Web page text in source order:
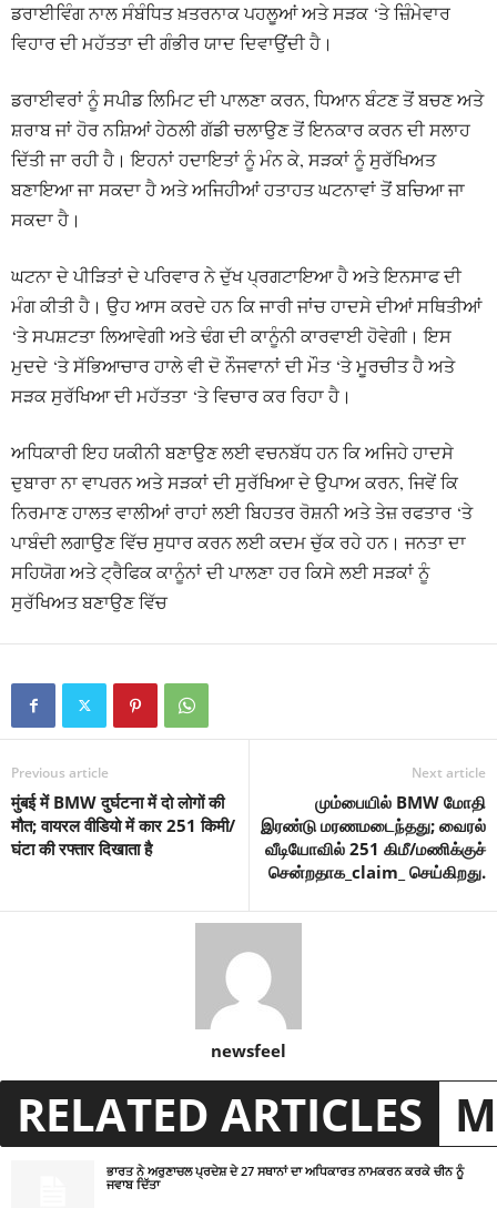
ਡਰਾਈਵਿੰਗ ਨਾਲ ਸੰਬੰਧਿਤ ਖ਼ਤਰਨਾਕ ਪਹਲੂਆਂ ਅਤੇ ਸੜਕ ‘ਤੇ ਜ਼ਿੰਮੇਵਾਰ
ਵਿਹਾਰ ਦੀ ਮਹੱਤਤਾ ਦੀ ਗੰਭੀਰ ਯਾਦ ਦਿਵਾਉਂਦੀ ਹੈ।
ਡਰਾਈਵਰਾਂ ਨੂੰ ਸਪੀਡ ਲਿਮਿਟ ਦੀ ਪਾਲਣਾ ਕਰਨ, ਧਿਆਨ ਬੰਟਣ ਤੋਂ ਬਚਣ ਅਤੇ
ਸ਼ਰਾਬ ਜਾਂ ਹੋਰ ਨਸ਼ਿਆਂ ਹੇਠਲੀ ਗੱਡੀ ਚਲਾਉਣ ਤੋਂ ਇਨਕਾਰ ਕਰਨ ਦੀ ਸਲਾਹ
ਦਿੱਤੀ ਜਾ ਰਹੀ ਹੈ। ਇਹਨਾਂ ਹਦਾਇਤਾਂ ਨੂੰ ਮੰਨ ਕੇ, ਸੜਕਾਂ ਨੂੰ ਸੁਰੱਖਿਅਤ
ਬਣਾਇਆ ਜਾ ਸਕਦਾ ਹੈ ਅਤੇ ਅਜਿਹੀਆਂ ਹਤਾਹਤ ਘਟਨਾਵਾਂ ਤੋਂ ਬਚਿਆ ਜਾ
ਸਕਦਾ ਹੈ।
ਘਟਨਾ ਦੇ ਪੀੜਿਤਾਂ ਦੇ ਪਰਿਵਾਰ ਨੇ ਦੁੱਖ ਪ੍ਰਗਟਾਇਆ ਹੈ ਅਤੇ ਇਨਸਾਫ ਦੀ
ਮੰਗ ਕੀਤੀ ਹੈ। ਉਹ ਆਸ ਕਰਦੇ ਹਨ ਕਿ ਜਾਰੀ ਜਾਂਚ ਹਾਦਸੇ ਦੀਆਂ ਸਥਿਤੀਆਂ
‘ਤੇ ਸਪਸ਼ਟਤਾ ਲਿਆਵੇਗੀ ਅਤੇ ਢੰਗ ਦੀ ਕਾਨੂੰਨੀ ਕਾਰਵਾਈ ਹੋਵੇਗੀ। ਇਸ
ਮੁਦਦੇ ‘ਤੇ ਸੱਭਿਆਚਾਰ ਹਾਲੇ ਵੀ ਦੋ ਨੌਜਵਾਨਾਂ ਦੀ ਮੌਤ ‘ਤੇ ਮੂਰਚੀਤ ਹੈ ਅਤੇ
ਸੜਕ ਸੁਰੱਖਿਆ ਦੀ ਮਹੱਤਤਾ ‘ਤੇ ਵਿਚਾਰ ਕਰ ਰਿਹਾ ਹੈ।
ਅਧਿਕਾਰੀ ਇਹ ਯਕੀਨੀ ਬਣਾਉਣ ਲਈ ਵਚਨਬੱਧ ਹਨ ਕਿ ਅਜਿਹੇ ਹਾਦਸੇ
ਦੁਬਾਰਾ ਨਾ ਵਾਪਰਨ ਅਤੇ ਸੜਕਾਂ ਦੀ ਸੁਰੱਖਿਆ ਦੇ ਉਪਾਅ ਕਰਨ, ਜਿਵੇਂ ਕਿ
ਨਿਰਮਾਣ ਹਾਲਤ ਵਾਲੀਆਂ ਰਾਹਾਂ ਲਈ ਬਿਹਤਰ ਰੋਸ਼ਨੀ ਅਤੇ ਤੇਜ਼ ਰਫਤਾਰ ‘ਤੇ
ਪਾਬੰਦੀ ਲਗਾਉਣ ਵਿੱਚ ਸੁਧਾਰ ਕਰਨ ਲਈ ਕਦਮ ਚੁੱਕ ਰਹੇ ਹਨ। ਜਨਤਾ ਦਾ
ਸਹਿਯੋਗ ਅਤੇ ਟ੍ਰੈਫਿਕ ਕਾਨੂੰਨਾਂ ਦੀ ਪਾਲਣਾ ਹਰ ਕਿਸੇ ਲਈ ਸੜਕਾਂ ਨੂੰ
ਸੁਰੱਖਿਅਤ ਬਣਾਉਣ ਵਿੱਚ
Previous article
मुंबई में BMW दुर्घटना में दो लोगों की
मौत; वायरल वीडियो में कार 251 किमी/
घंटा की रफ्तार दिखाता है
Next article
மும்பையில் BMW மோதி
இரண்டு மரணமடைந்தது; வைரல்
வீடியோவில் 251 கிமீ/மணிக்குச்
சென்றதாக_claim_ செய்கிறது.
newsfeel
RELATED ARTICLES
ਭਾਰਤ ਨੇ ਅਰੁਣਾਚਲ ਪ੍ਰਦੇਸ਼ ਦੇ 27 ਸਥਾਨਾਂ ਦਾ ਅਧਿਕਾਰਤ ਨਾਮਕਰਨ ਕਰਕੇ ਚੀਨ ਨੂੰ
ਜਵਾਬ ਦਿੱਤਾ